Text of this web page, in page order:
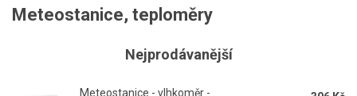
Meteostanice, teploměry
Nejprodávanější
Meteostanice - vlhkoměr -